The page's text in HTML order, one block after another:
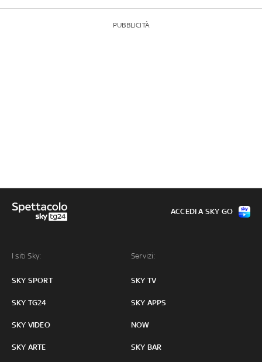
PUBBLICITÀ
I siti Sky:
SKY SPORT
SKY TG24
SKY VIDEO
SKY ARTE
Servizi:
SKY TV
SKY APPS
NOW
SKY BAR
ACCEDI A SKY GO